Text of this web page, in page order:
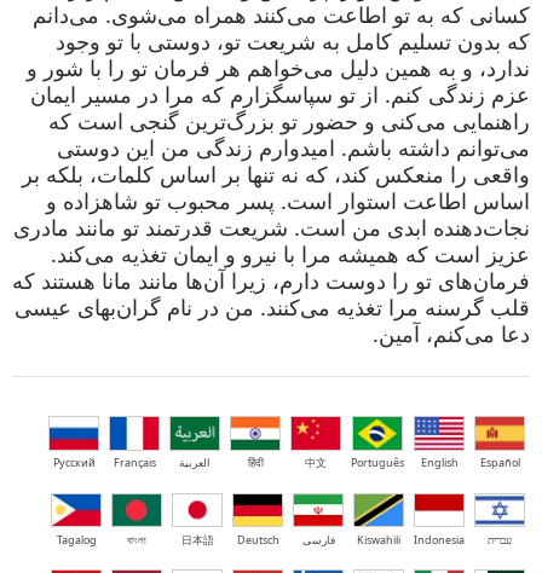
کسانی که به تو اطاعت می‌کنند همراه می‌شوی. می‌دانم
که بدون تسلیم کامل به شریعت تو، دوستی با تو وجود
ندارد، و به همین دلیل می‌خواهم هر فرمان تو را با شور و
عزم زندگی کنم. از تو سپاسگزارم که مرا در مسیر ایمان
راهنمایی می‌کنی و حضور تو بزرگ‌ترین گنجی است که
می‌توانم داشته باشم. امیدوارم زندگی من این دوستی
واقعی را منعکس کند، که نه تنها بر اساس کلمات، بلکه بر
اساس اطاعت استوار است. پسر محبوب تو شاهزاده و
نجات‌دهنده ابدی من است. شریعت قدرتمند تو مانند مادری
عزیز است که همیشه مرا با نیرو و ایمان تغذیه می‌کند.
فرمان‌های تو را دوست دارم، زیرا آن‌ها مانند مانا هستند که
قلب گرسنه مرا تغذیه می‌کنند. من در نام گران‌بهای عیسی
دعا می‌کنم، آمین.
Español
English
Português
中文
हिंदी العربية Français
Русский
עברית Indonesia
Kiswahili فارسی Deutsch
日本語
বাংলা
Tagalog